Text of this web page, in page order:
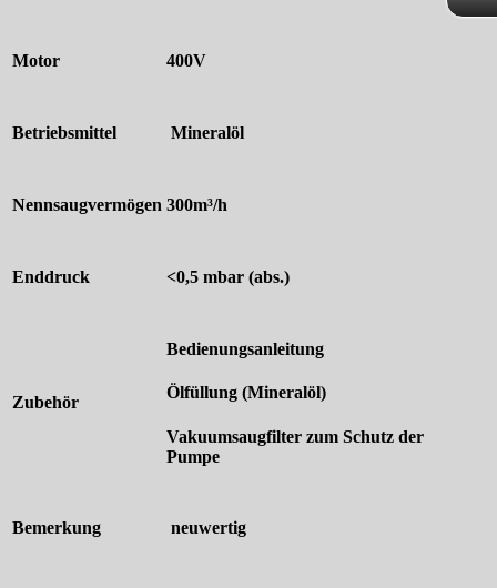
Motor 400V
Betriebsmittel Mineralöl
Nennsaugvermögen 300m³/h
Enddruck <0,5 mbar (abs.)
Zubehör
Bedienungsanleitung
Ölfüllung (Mineralöl)
Vakuumsaugfilter zum Schutz der
Pumpe
Bemerkung neuwertig